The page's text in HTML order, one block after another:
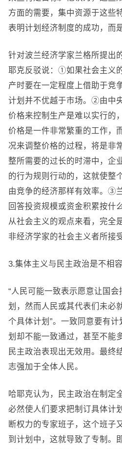
方面的需要，集中资源于这些
表明计划经济制度的成功，而
针对波兰经济学家兰格所提出
耶克反驳说：①如果社会主义
产时要在一定程度上借助于竞
计划并不优越于市场。②由中
价格来控制生产是难以实行的
价格是一件非常繁重的工作，
况来调整价格的过程，将是非
整所需要的过长的时滞中，企
的行为规则行动的，这就使整
由竞争的经济那样有效率。③
回答投资规模或资金积累按
从社会主义的观点来看，完全
非经济学家的社会主义者所接受
3.集体主义与民主政治是不相
“人民可能一致表示愿意让国
划，然而人民或其代表们未必
个具体计划”。一致同意要有
划却不能一致通过，甚至不能
民主政治表现出无效用。最终
志强加于全体人民。
哈耶克认为，民主政治在制定
必然使人们要求把制订具体计
断权力的专家班子，这个班子
到计划中，这就导致了专制。